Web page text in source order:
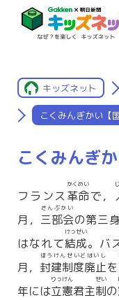
キッズネット
こくみんぎかい【
こくみんぎ
フランス 革命
かくめい
で，
月， 三部会
さんぶかい
の第三
はなれて結成
けっせい
。バ
月， 封建制度廃止
ほうけんせいどはいし
を
年には立憲
りっけん
君主制
せい
の